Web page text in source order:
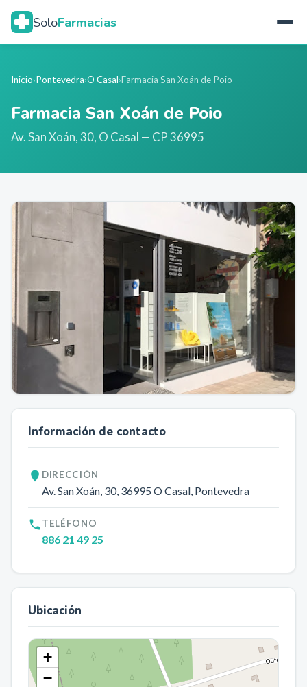
SoloFarmacias
Inicio›Pontevedra›O Casal›Farmacia San Xoán de Poio
Farmacia San Xoán de Poio
Av. San Xoán, 30, O Casal — CP 36995
Información de contacto
DIRECCIÓN
Av. San Xoán, 30, 36995 O Casal, Pontevedra
TELÉFONO
886 21 49 25
Ubicación
+
−